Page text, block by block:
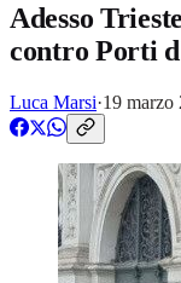
Adesso
contro Porti
Luca Marsi·19 marzo